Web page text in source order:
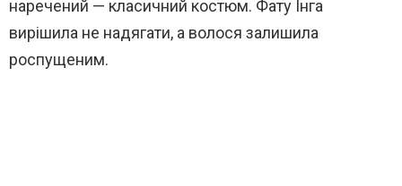
наречений — класичний костюм. Фату Інга
вирішила не надягати, а волося залишила
роспущеним.